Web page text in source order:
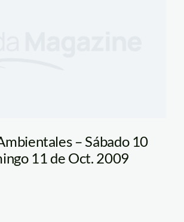
– Sábado 10
11 de Oct. 2009